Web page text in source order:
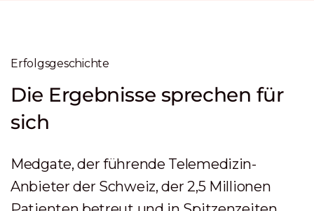
Erfolgsgeschichte
Die Ergebnisse sprechen für
sich
Medgate, der führende Telemedizin-
Anbieter der Schweiz, der 2,5 Millionen